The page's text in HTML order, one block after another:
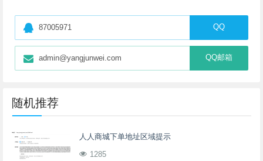
87005971 QQ
admin@yangjunwei.com QQ邮箱
随机推荐
人人商城下单地址区域提示
1285